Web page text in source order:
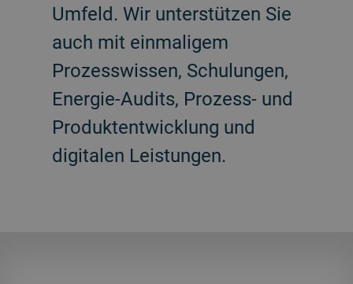
Umfeld. Wir unterstützen Sie
auch mit einmaligem
Prozesswissen, Schulungen,
Energie-Audits, Prozess- und
Produktentwicklung und
digitalen Leistungen.